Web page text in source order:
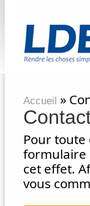
Accueil »
Pour
formulaire
cet effet.
vous